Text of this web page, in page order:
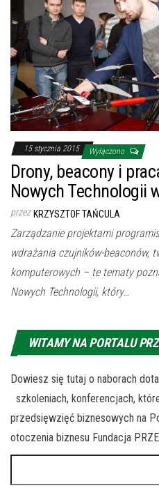
15 stycznia 2015 Wyłączono
Drony, beacony i
Nowych Technologii
przez KRZYSZTOF TAŃCULA
Zarządzanie projektami
wdrażania czujników-beaconów,
komputerowych – te tematy
Nowych Technologii, który…
WITAMY NA PORTALU
Dowiesz się tutaj o naborach
szkoleniach, konferencjach,
przedsięwzięć biznesowych na
otoczenia biznesu Fundacja